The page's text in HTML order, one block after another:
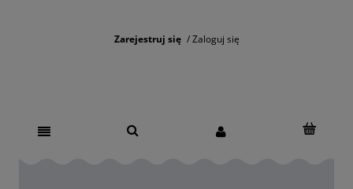
Zarejestruj się Zaloguj się